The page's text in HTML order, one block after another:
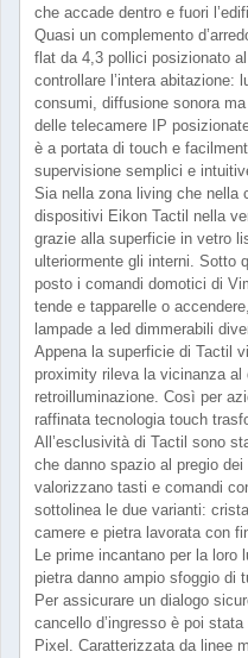
che accade dentro e fuori
Quasi un complemento
flat da 4,3 pollici posizionato
controllare l’intera abitazione:
consumi, diffusione sonora
delle telecamere IP
è a portata di touch e
supervisione semplici e
Sia nella zona living che nella
dispositivi Eikon Tactil nella
grazie alla superficie in vetro
ulteriormente gli interni. Sotto
posto i comandi domotici di
tende e tapparelle o
lampade a led dimmerabili
Appena la superficie di Tactil
proximity rileva la vicinanza
retroilluminazione. Così per
raffinata tecnologia touch
All’esclusività di Tactil sono
che danno spazio al pregio
valorizzano tasti e comandi
sottolinea le due varianti:
camere e pietra lavorata con
Le prime incantano per la loro
pietra danno ampio sfoggio di
Per assicurare un dialogo
cancello d’ingresso è poi
Pixel. Caratterizzata da linee